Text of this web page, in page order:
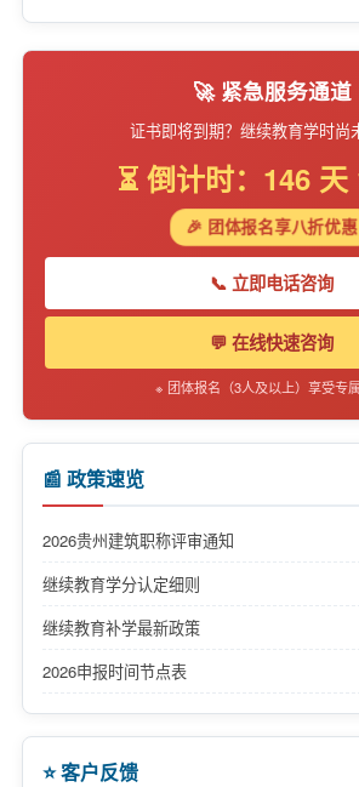
🚀 紧急服务通道
证书即将到期？继续教育学时尚
⏳ 倒计时：146
🎉 团体报名享八折优惠
📞 立即电话咨询
💬 在线快速咨询
※ 团体报名（3人及以上）享受专
📰 政策速览
2026贵州建筑职称评审通知
继续教育学分认定细则
继续教育补学最新政策
2026申报时间节点表
⭐ 客户反馈